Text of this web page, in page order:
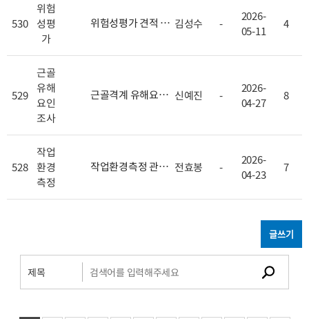
530
위험
성평
가
위험성평가 견적 및
니다.[+ 1]
김성수 -
2026-
05-11
4
529
근골
유해
요인
조사
근골격계 유해요인 신예진 -
2026-
04-27
8
528
작업
환경
측정
작업환경측정 관련 전효봉 -
2026-
04-23
7
글쓰기